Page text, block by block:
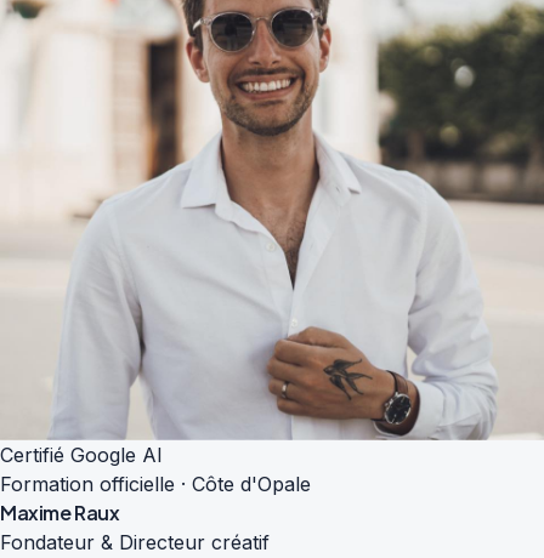
Certifié Google AI
Formation officielle · Côte d'Opale
Maxime Raux
Fondateur & Directeur créatif